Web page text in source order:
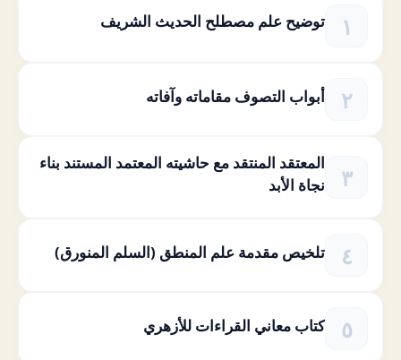
توضيح علم مصطلح الحديث الشريف
أبواب التصوف مقاماته وآفاته
المعتقد المنتقد مع حاشيته المعتمد المستند بناء
نجاة الأبد
تلخيص مقدمة علم المنطق (السلم المنورق)
كتاب معاني القراءات للأزهري